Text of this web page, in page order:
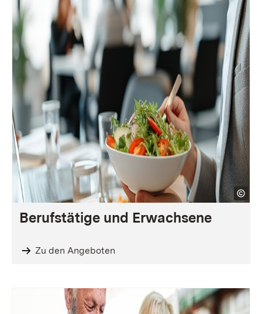
Berufstätige und Erwachsene
Zu den Angeboten